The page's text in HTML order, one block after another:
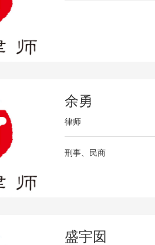
余勇
律师
刑事、民商
盛宇囡